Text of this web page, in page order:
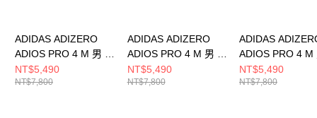
ADIDAS ADIZERO
ADIOS PRO 4 M 男 跑
步鞋 JR6369
NT$5,490
NT$7,800
ADIDAS ADIZERO
ADIOS PRO 4 M 男 跑
步鞋 HQ7411
NT$5,490
NT$7,800
ADIDAS
ADIOS PRO 4 M
步鞋 JP6623
NT$5,490
NT$7,800